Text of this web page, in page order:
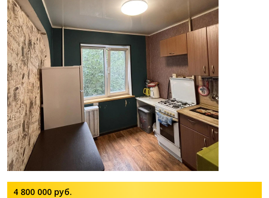
4 800 000 руб.